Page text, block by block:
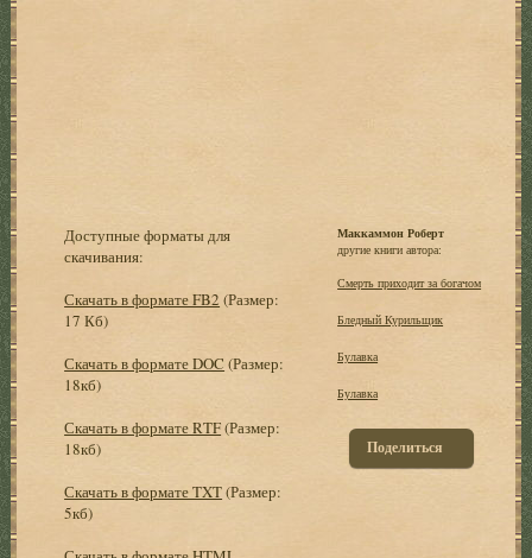
Доступные форматы для
скачивания:
Скачать в формате FB2 (Размер:
17 Кб)
Скачать в формате DOC (Размер:
18кб)
Скачать в формате RTF(Размер:
18кб)
Скачать в формате TXT(Размер:
5кб)
Маккаммон Роберт
другие книги автора:
Смерть приходит за богачом
Бледный Курильщик
Булавка
Булавка
Поделиться